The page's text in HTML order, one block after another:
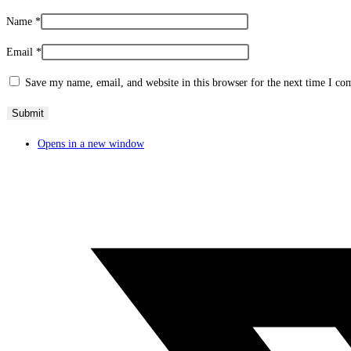
Name *
Email *
Save my name, email, and website in this browser for the next time I
Opens in a new window